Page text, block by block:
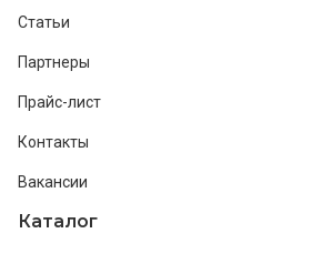
Статьи
Партнеры
Прайс-лист
Контакты
Вакансии
Каталог